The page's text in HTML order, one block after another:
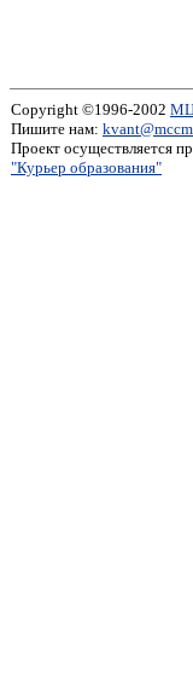
Copyright ©1996-2002
Пишите нам:
Проект осуществляется
"Курьер образования"